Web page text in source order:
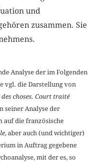
und
zusammen. Sie
Analyse der im Folgenden
vgl. die Darstellung von
choses. Court traité
seiner Analyse der
auf die französische
, aber auch (und wichtiger)
in Auftrag gegebene
mit der es, so